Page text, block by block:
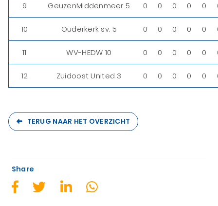
9 GeuzenMiddenmeer 5 0 0 0 0 0
10 Ouderkerk sv. 5 0 0 0 0 0
11 WV-HEDW 10 0 0 0 0 0
12 Zuidoost United 3 0 0 0 0 0
TERUG NAAR HET OVERZICHT
Share